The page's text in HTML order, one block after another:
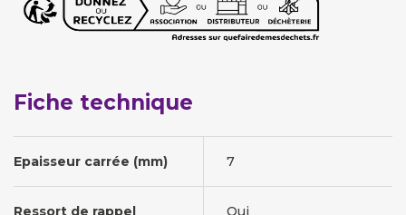
Fiche technique
Epaisseur carrée (mm) 7
Ressort de rappel Oui